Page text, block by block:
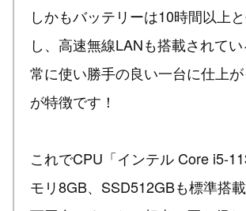
しかもバッテリーは10時間以上
し、高速無線LANも搭載されて
常に使い勝手の良い一台に仕上
が特徴です！
これでCPU「インテル Core i5-
モリ8GB、SSD512GBも標準搭